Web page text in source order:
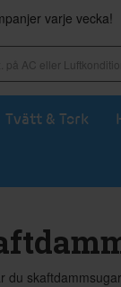
varje vecka!
Tvätt & Tork
du